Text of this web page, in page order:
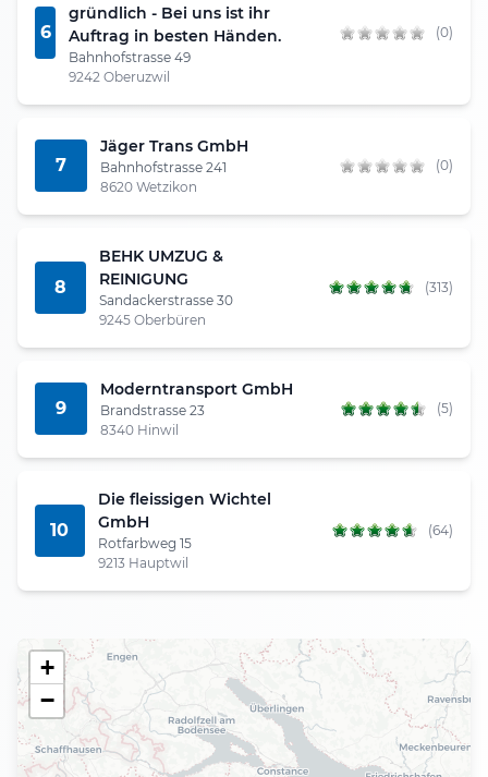
6
gründlich - Bei uns ist ihr
Auftrag in besten Händen.
Bahnhofstrasse 49
9242 Oberuzwil
(0)
7
Jäger Trans GmbH
Bahnhofstrasse 241
8620 Wetzikon
(0)
8
BEHK UMZUG &
REINIGUNG
Sandackerstrasse 30
9245 Oberbüren
(313)
9
Moderntransport GmbH
Brandstrasse 23
8340 Hinwil
(5)
10
Die fleissigen Wichtel
GmbH
Rotfarbweg 15
9213 Hauptwil
(64)
+
−